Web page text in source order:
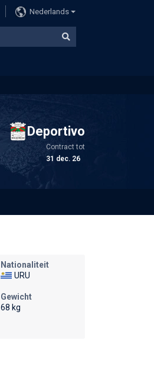
Nederlands
Deportivo
Contract tot
31 dec. 26
Nationaliteit
URU
Gewicht
68 kg